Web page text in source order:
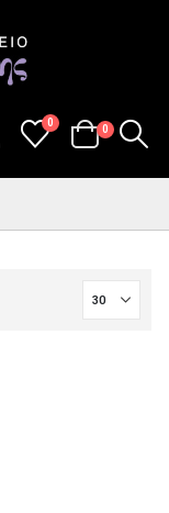
0
0